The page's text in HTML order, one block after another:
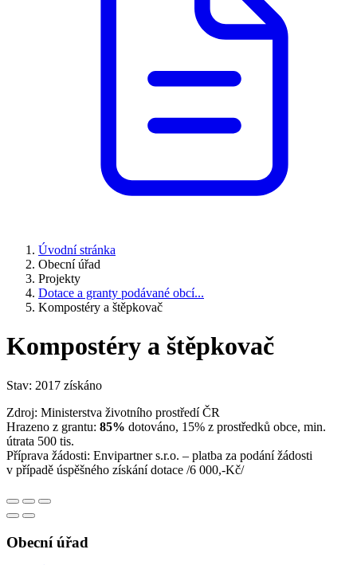
Úvodní stránka
Obecní úřad
Projekty
Dotace a granty podávané obcí...
Kompostéry a štěpkovač
Kompostéry a štěpkovač
Stav: 2017 získáno
Zdroj: Ministerstva životního prostředí ČR
Hrazeno z grantu: 85% dotováno, 15% z prostředků obce, min.
útrata 500 tis.
Příprava žádosti: Envipartner s.r.o. – platba za podání žádosti
v případě úspěšného získání dotace /6 000,-Kč/
Obecní úřad